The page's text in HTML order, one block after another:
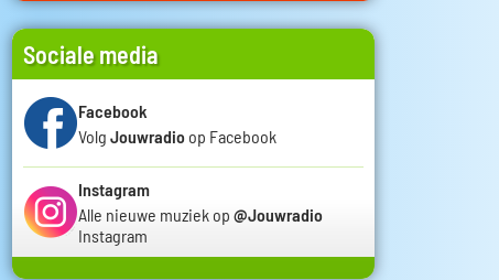
Sociale media
Facebook
Volg Jouwradio op Facebook
Instagram
Alle nieuwe muziek op @Jouwradio
Instagram